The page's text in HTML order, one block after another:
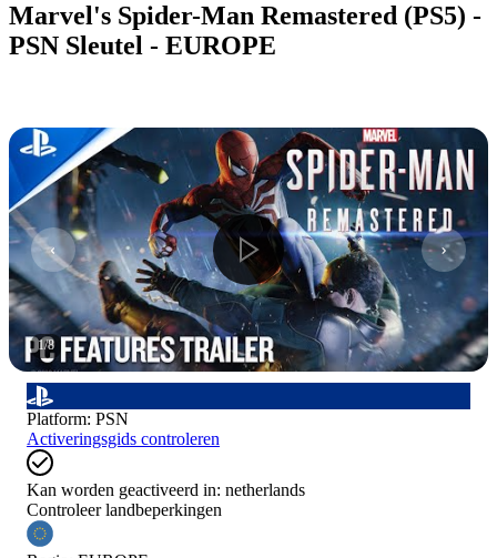
Marvel's Spider-Man Remastered (PS5) -
PSN Sleutel - EUROPE
1/8
Platform: PSN
Activeringsgids controleren
Kan worden geactiveerd in: netherlands
Controleer landbeperkingen